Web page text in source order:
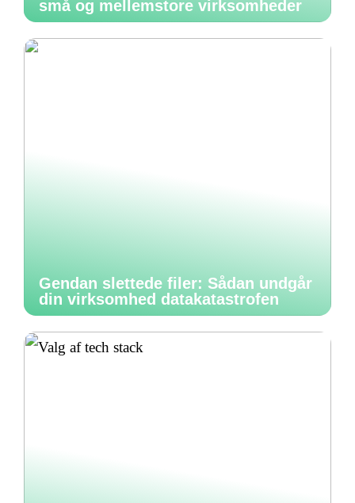
små og mellemstore virksomheder
Gendan slettede filer: Sådan undgår
din virksomhed datakatastrofen